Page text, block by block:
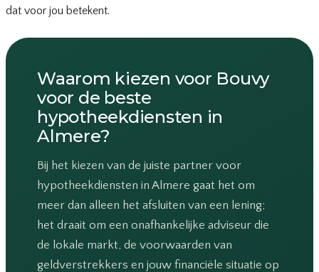
dat voor jou betekent.
Waarom kiezen voor Bouvy
voor de beste
hypotheekdiensten in
Almere?
Bij het kiezen van de juiste partner voor
hypotheekdiensten in Almere gaat het om
meer dan alleen het afsluiten van een lening;
het draait om een onafhankelijke adviseur die
de lokale markt, de voorwaarden van
geldverstrekkers en jouw financiële situatie op